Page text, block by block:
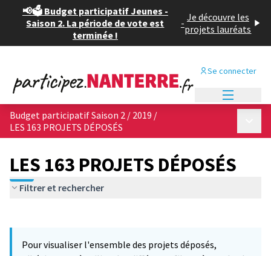
📢🗳️ Budget participatif Jeunes -
Saison 2. La période de vote est
terminée !
- Je découvre les
projets lauréats
Se connecter
Budget participatif Saison 2 / 2019 /
LES 163 PROJETS DÉPOSÉS
LES 163 PROJETS DÉPOSÉS
Filtrer et rechercher
−
Pour visualiser l'ensemble des projets déposés,